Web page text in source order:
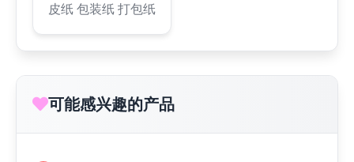
皮纸 包装纸 打包纸
可能感兴趣的产品